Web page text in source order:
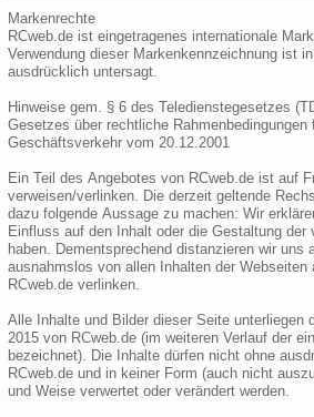
Markenrechte
RCweb.de ist eingetragenes internationale
Verwendung dieser Markenkennzeichnung ist
ausdrücklich untersagt.
Hinweise gem. § 6 des Teledienstegesetzes
Gesetzes über rechtliche
Geschäftsverkehr vom 20.12.2001
Ein Teil des Angebotes von RCweb.de ist auf
verweisen/verlinken. Die derzeit geltende
dazu folgende Aussage zu machen: Wir
Einfluss auf den Inhalt oder die Gestaltung der
haben. Dementsprechend distanzieren wir uns
ausnahmslos von allen Inhalten der Webseiten
RCweb.de verlinken.
Alle Inhalte und Bilder dieser Seite unterliegen
2015 von RCweb.de (im weiteren Verlauf der
bezeichnet). Die Inhalte dürfen nicht ohne
RCweb.de und in keiner Form (auch nicht
und Weise verwertet oder verändert werden.